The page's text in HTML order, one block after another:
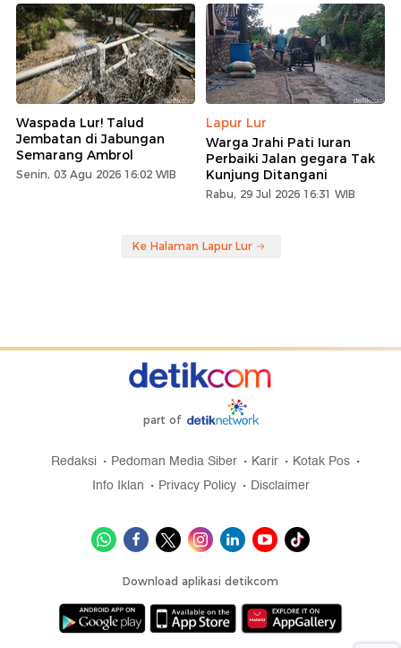
Waspada Lur! Talud
Jembatan di Jabungan
Semarang Ambrol
Senin, 03 Agu 2026 16:02 WIB
Lapur Lur
Warga Jrahi Pati Iuran
Perbaiki Jalan gegara Tak
Kunjung Ditangani
Rabu, 29 Jul 2026 16:31 WIB
Ke Halaman Lapur Lur
part of
Redaksi Pedoman Media Siber Karir
Kotak Pos
Info Iklan
Privacy Policy Disclaimer
Download aplikasi detikcom